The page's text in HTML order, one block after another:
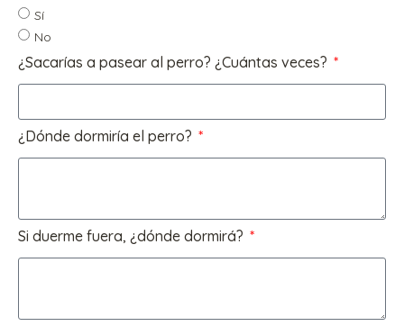
Sí
No
¿Sacarías a pasear al perro? ¿Cuántas veces?
¿Dónde dormiría el perro?
Si duerme fuera, ¿dónde dormirá?